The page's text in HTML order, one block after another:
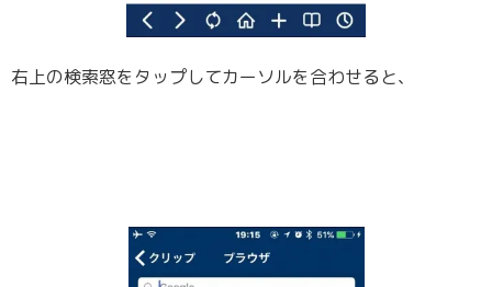
右上の検索窓をタップしてカーソルを合わせると、